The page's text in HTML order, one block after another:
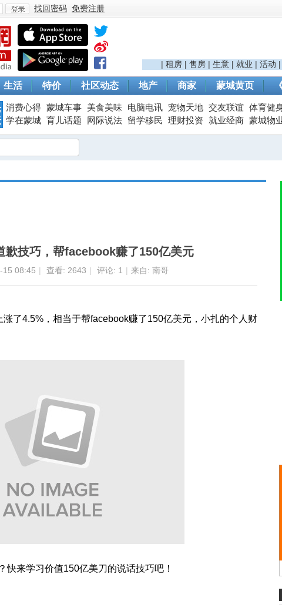
登
录
找回密码 免费注册
| 租房 | 售房 | 生意 | 就业 | 活动 |
生活 特价 社区动态 地产 商家 蒙城黄页
消费心得 蒙城车事 美食美味 电脑电讯 宠物天地 交友联谊 体育健
学在蒙城 育儿话题 网际说法 留学移民 理财投资 就业经商 蒙城物
歉技巧，帮facebook赚了150亿美元
15 08:45 | 查看: 2643 | 评论: 1 | 来自: 南哥
了4.5%，相当于帮facebook赚了150亿美元，小扎的个人财
来学习价值150亿美刀的说话技巧吧！